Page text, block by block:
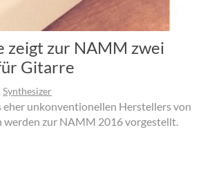
zeigt zur NAMM zwei
Gitarre
Synthesizer
eher unkonventionellen Herstellers von
zur NAMM 2016 vorgestellt.